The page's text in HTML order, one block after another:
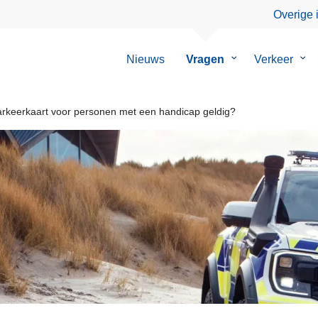
Overige
Nieuws Vragen
Submenu
Verkeer
voor personen met een handicap geldig?